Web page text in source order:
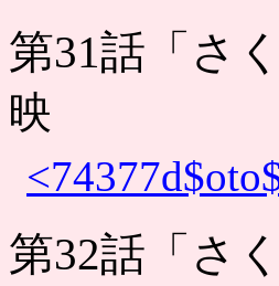
第31話「さ
映
第32話「さ